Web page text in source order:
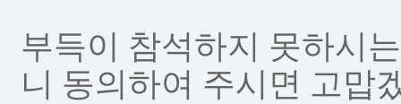
부득이 참석하지 못하시
니 동의하여 주시면 고맙